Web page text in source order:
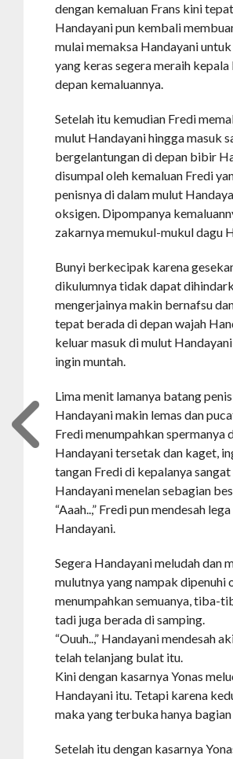
dengan kemaluan Frans kini
Handayani pun kembali
mulai memaksa Handayani
yang keras segera meraih
depan kemaluannya.
Setelah itu kemudian Fredi
mulut Handayani hingga masuk
bergelantungan di depan bibir
disumpal oleh kemaluan Fredi
penisnya di dalam mulut
oksigen. Dipompanya
zakarnya memukul-mukul dagu
Bunyi berkecipak karena
dikulumnya tidak dapat
mengerjainya makin bernafsu
tepat berada di depan wajah
keluar masuk di mulut
ingin muntah.
Lima menit lamanya batang
Handayani makin lemas dan
Fredi menumpahkan spermanya
Handayani tersetak dan kaget,
tangan Fredi di kepalanya
Handayani menelan sebagian
“Aaah..,” Fredi pun mendesah
Handayani.
Segera Handayani meludah dan
mulutnya yang nampak dipenuhi
menumpahkan semuanya, tiba-
tadi juga berada di samping.
“Ouuh..,” Handayani mendesah
telah telanjang bulat itu.
Kini dengan kasarnya Yonas
Handayani itu. Tetapi karena
maka yang terbuka hanya bagian
Setelah itu dengan kasarnya